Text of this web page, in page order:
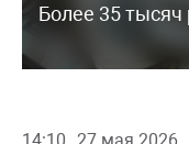
Более 35